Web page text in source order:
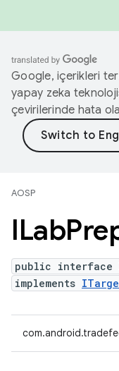
Google, içerikleri
yapay zeka
çevirilerinde hata
AOSP
ILab
public interface
implements